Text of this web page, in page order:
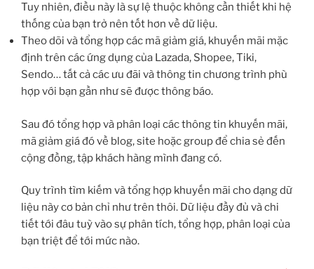
Tuy nhiên, điều này là sự lệ thuộc không cần thiết khi hệ
thống của bạn trở nên tốt hơn về dữ liệu.
Theo dõi và tổng hợp các mã giảm giá, khuyến mãi mặc
định trên các ứng dụng của Lazada, Shopee, Tiki,
Sendo… tất cả các ưu đãi và thông tin chương trình phù
hợp với bạn gần như sẽ được thông báo.
Sau đó tổng hợp và phân loại các thông tin khuyến mãi,
mã giảm giá đó về blog, site hoặc group để chia sẻ đến
cộng đồng, tập khách hàng mình đang có.
Quy trình tìm kiếm và tổng hợp khuyến mãi cho dạng dữ
liệu này cơ bản chỉ như trên thôi. Dữ liệu đầy đủ và chi
tiết tới đâu tuỳ vào sự phân tích, tổng hợp, phân loại của
bạn triệt để tới mức nào.